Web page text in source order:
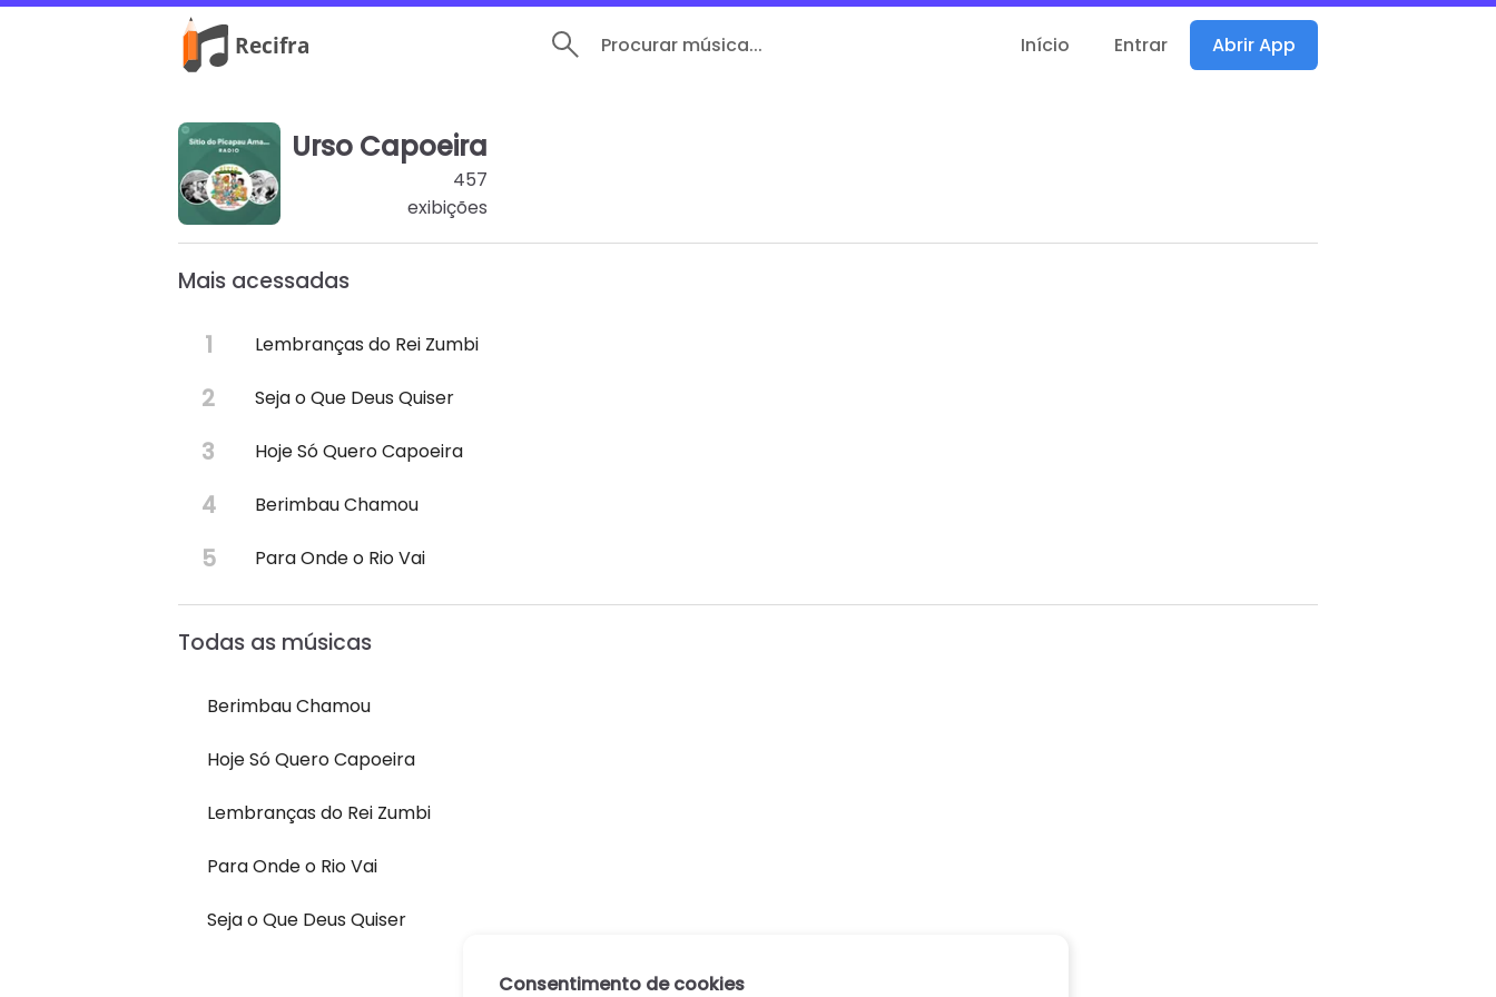
Procurar música... Início Entrar Abrir App
Urso Capoeira
457
exibições
Mais acessadas
Lembranças do Rei Zumbi
Seja o Que Deus Quiser
Hoje Só Quero Capoeira
Berimbau Chamou
Para Onde o Rio Vai
Todas as músicas
Berimbau Chamou
Hoje Só Quero Capoeira
Lembranças do Rei Zumbi
Para Onde o Rio Vai
Seja o Que Deus Quiser
Consentimento de cookies